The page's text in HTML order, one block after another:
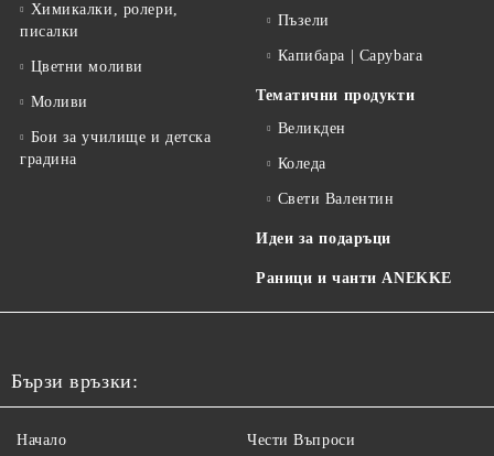
Химикалки, ролери,
писалки
Цветни моливи
Моливи
Бои за училище и детска
градина
Пъзели
Капибара | Capybara
Тематични продукти
Великден
Коледа
Свети Валентин
Идеи за подаръци
Раници и чанти ANEKKE
Бързи връзки:
Начало Чести Въпроси